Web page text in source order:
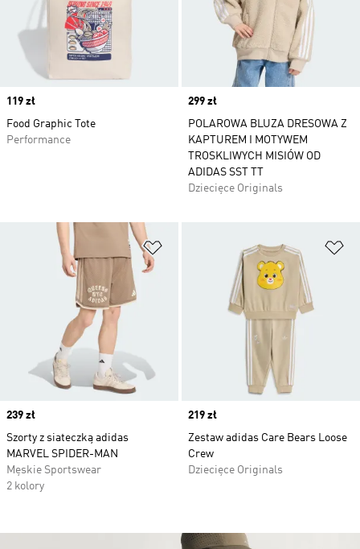
Price
119 zł
Food Graphic Tote
Performance
Price
299 zł
POLAROWA BLUZA DRESOWA Z
KAPTUREM I MOTYWEM
TROSKLIWYCH MISIÓW OD
ADIDAS SST TT
Dziecięce Originals
Dodaj do listy życzeń
Price
239 zł
Szorty z siateczką adidas
MARVEL SPIDER-MAN
Męskie Sportswear
2 kolory
Price
219 zł
Zestaw adidas Care Bears Loose
Crew
Dziecięce Originals